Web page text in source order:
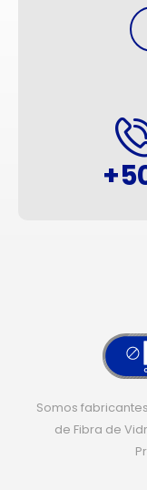
Somos
de Fibra de